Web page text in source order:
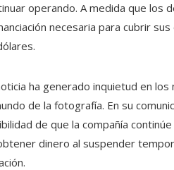
operando. A medida que los
necesaria para cubrir
ha generado inquietud en
de la fotografía. En su
de que la compañía
dinero al suspender